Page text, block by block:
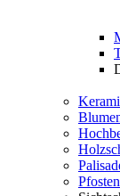
Pfosten